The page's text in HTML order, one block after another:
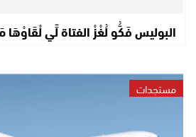
البوليس فَكُّو لُغْزْ الفتاة لِّي
مستجدات